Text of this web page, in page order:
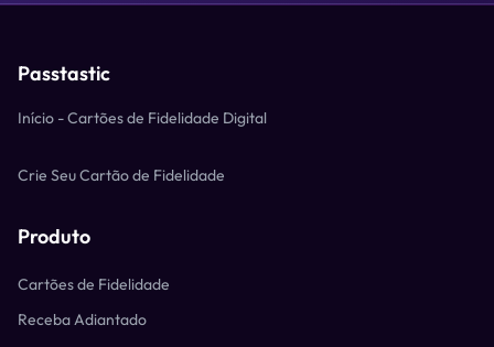
Passtastic
Início - Cartões de Fidelidade Digital
Crie Seu Cartão de Fidelidade
Produto
Cartões de Fidelidade
Receba Adiantado